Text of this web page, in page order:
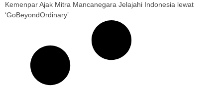
Kemenpar Ajak Mitra Mancanegara Jelajahi Indonesia lewat
‘GoBeyondOrdinary’